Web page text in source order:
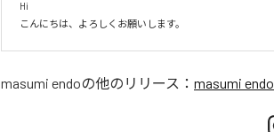
Hi
こんにちは、よろしくお願いします。
masumi endoの他のリリース： masumi endo